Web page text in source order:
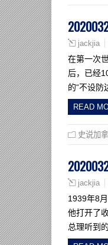
jackjia
在第一次
后，已经
的“不设防
READ
史说加
jackjia
1939年8
他打开了
总理听到